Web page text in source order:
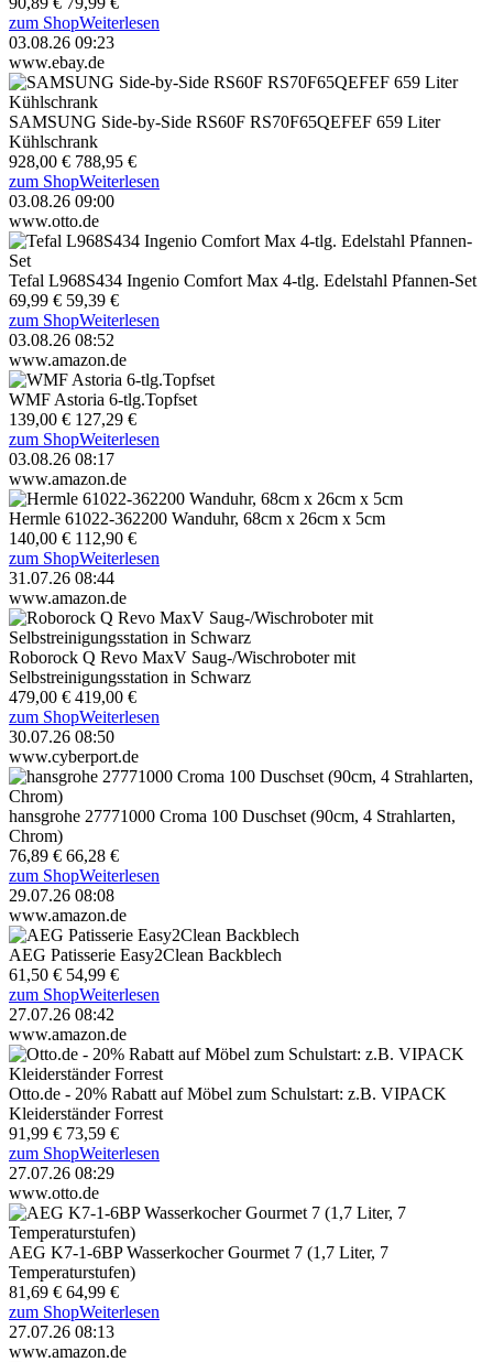
zum ShopWeiterlesen
03.08.26 09:23
www.ebay.de
SAMSUNG Side-by-Side RS60F RS70F65QEFEF 659 Liter
Kühlschrank
928,00 € 788,95 €
zum ShopWeiterlesen
03.08.26 09:00
www.otto.de
Tefal L968S434 Ingenio Comfort Max 4-tlg. Edelstahl Pfannen-Set
69,99 € 59,39 €
zum ShopWeiterlesen
03.08.26 08:52
www.amazon.de
WMF Astoria 6-tlg.Topfset
139,00 € 127,29 €
zum ShopWeiterlesen
03.08.26 08:17
www.amazon.de
Hermle 61022-362200 Wanduhr, 68cm x 26cm x 5cm
140,00 € 112,90 €
zum ShopWeiterlesen
31.07.26 08:44
www.amazon.de
Roborock Q Revo MaxV Saug-/Wischroboter mit
Selbstreinigungsstation in Schwarz
479,00 € 419,00 €
zum ShopWeiterlesen
30.07.26 08:50
www.cyberport.de
hansgrohe 27771000 Croma 100 Duschset (90cm, 4 Strahlarten,
Chrom)
76,89 € 66,28 €
zum ShopWeiterlesen
29.07.26 08:08
www.amazon.de
AEG Patisserie Easy2Clean Backblech
61,50 € 54,99 €
zum ShopWeiterlesen
27.07.26 08:42
www.amazon.de
Otto.de - 20% Rabatt auf Möbel zum Schulstart: z.B. VIPACK
Kleiderständer Forrest
91,99 € 73,59 €
zum ShopWeiterlesen
27.07.26 08:29
www.otto.de
AEG K7-1-6BP Wasserkocher Gourmet 7 (1,7 Liter, 7
Temperaturstufen)
81,69 € 64,99 €
zum ShopWeiterlesen
27.07.26 08:13
www.amazon.de